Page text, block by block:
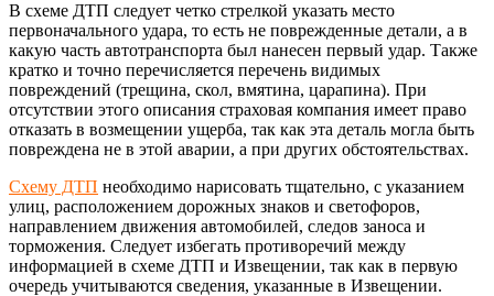
В схеме ДТП следует четко стрелкой указать место
первоначального удара, то есть не поврежденные детали, а в
какую часть автотранспорта был нанесен первый удар. Также
кратко и точно перечисляется перечень видимых
повреждений (трещина, скол, вмятина, царапина). При
отсутствии этого описания страховая компания имеет право
отказать в возмещении ущерба, так как эта деталь могла быть
повреждена не в этой аварии, а при других обстоятельствах.
Схему ДТП необходимо нарисовать тщательно, с указанием
улиц, расположением дорожных знаков и светофоров,
направлением движения автомобилей, следов заноса и
торможения. Следует избегать противоречий между
информацией в схеме ДТП и Извещении, так как в первую
очередь учитываются сведения, указанные в Извещении.